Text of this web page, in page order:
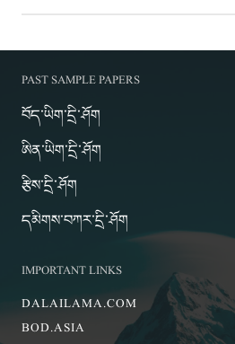
PAST SAMPLE PAPERS
བོད་ཡིག་དྲི་ཤོག
ཨིན་ཡིག་དྲི་ཤོག
རྩིས་དྲི་ཤོག
དམིགས་བཀར་དྲི་ཤོག
IMPORTANT LINKS
DALAILAMA.COM
BOD.ASIA